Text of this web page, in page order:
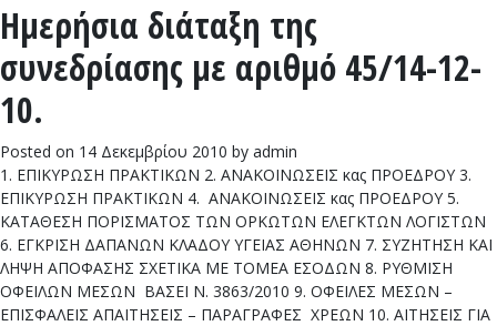
Ημερήσια διάταξη της
συνεδρίασης με αριθμό 45/14-12-
10.
Posted on 14 Δεκεμβρίου 2010 by admin
1. ΕΠΙΚΥΡΩΣΗ ΠΡΑΚΤΙΚΩΝ 2. ΑΝΑΚΟΙΝΩΣΕΙΣ κας ΠΡΟΕΔΡΟΥ 3.
ΕΠΙΚΥΡΩΣΗ ΠΡΑΚΤΙΚΩΝ 4. ΑΝΑΚΟΙΝΩΣΕΙΣ κας ΠΡΟΕΔΡΟΥ 5.
ΚΑΤΑΘΕΣΗ ΠΟΡΙΣΜΑΤΟΣ ΤΩΝ ΟΡΚΩΤΩΝ ΕΛΕΓΚΤΩΝ ΛΟΓΙΣΤΩΝ
6. ΕΓΚΡΙΣΗ ΔΑΠΑΝΩΝ ΚΛΑΔΟΥ ΥΓΕΙΑΣ ΑΘΗΝΩΝ 7. ΣΥΖΗΤΗΣΗ ΚΑΙ
ΛΗΨΗ ΑΠΟΦΑΣΗΣ ΣΧΕΤΙΚΑ ΜΕ ΤΟΜΕΑ ΕΣΟΔΩΝ 8. ΡΥΘΜΙΣΗ
ΟΦΕΙΛΩΝ ΜΕΣΩΝ ΒΑΣΕΙ Ν. 3863/2010 9. ΟΦΕΙΛΕΣ ΜΕΣΩΝ –
ΕΠΙΣΦΑΛΕΙΣ ΑΠΑΙΤΗΣΕΙΣ – ΠΑΡΑΓΡΑΦΕΣ ΧΡΕΩΝ 10. ΑΙΤΗΣΕΙΣ ΓΙΑ